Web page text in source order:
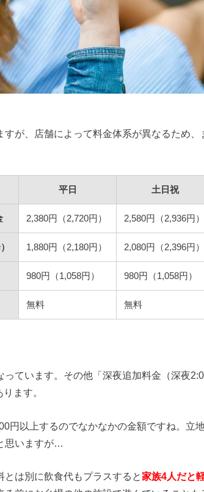
すが、店舗によって料金体系が異なるため
平日 土日祝
2,380円（2,720円） 2,580円（2,936円）
1,880円（2,180円） 2,080円（2,396円）
980円（1,058円） 980円（1,058円）
無料 無料
ています。その他「深夜追加料金（深夜
ます。
円以上するのでなかなかの金額ですね。立
思いますが…
は別に飲食代もプラスすると家族4人だと